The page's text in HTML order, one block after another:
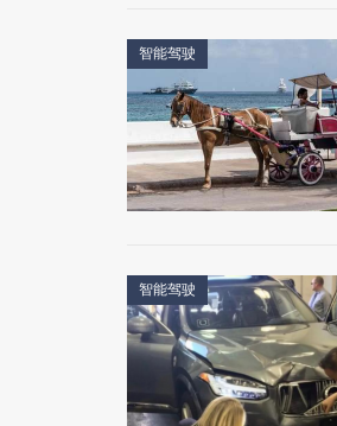
智能驾驶
智能驾驶